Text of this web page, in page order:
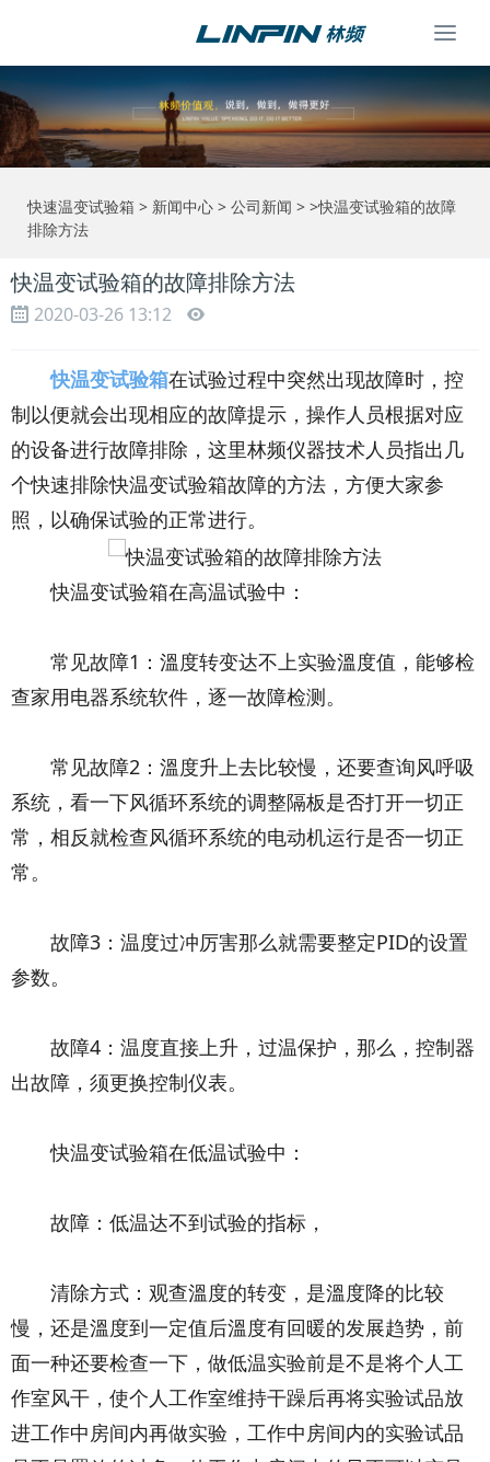
快速温变试验箱 > 新闻中心 > 公司新闻 > >快温变试验箱的故障
排除方法
快温变试验箱的故障排除方法
2020-03-26 13:12
快温变试验箱在试验过程中突然出现故障时，控
制以便就会出现相应的故障提示，操作人员根据对应
的设备进行故障排除，这里林频仪器技术人员指出几
个快速排除快温变试验箱故障的方法，方便大家参
照，以确保试验的正常进行。
快温变试验箱在高温试验中：
常见故障1：溫度转变达不上实验溫度值，能够检
查家用电器系统软件，逐一故障检测。
常见故障2：溫度升上去比较慢，还要查询风呼吸
系统，看一下风循环系统的调整隔板是否打开一切正
常，相反就检查风循环系统的电动机运行是否一切正
常。
故障3：温度过冲厉害那么就需要整定PID的设置
参数。
故障4：温度直接上升，过温保护，那么，控制器
出故障，须更换控制仪表。
快温变试验箱在低温试验中：
故障：低温达不到试验的指标，
清除方式：观查溫度的转变，是溫度降的比较
慢，还是溫度到一定值后溫度有回暖的发展趋势，前
面一种还要检查一下，做低温实验前是不是将个人工
作室风干，使个人工作室维持干躁后再将实验试品放
进工作中房间内再做实验，工作中房间内的实验试品